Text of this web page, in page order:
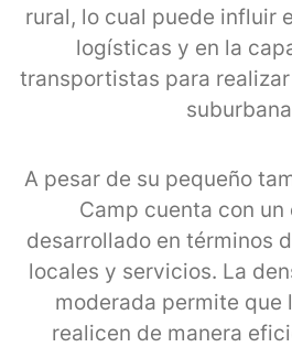
rural, lo cual puede influir
logísticas y en la
transportistas para
A pesar de su pequeño
Camp cuenta con un
desarrollado en términos
locales y servicios. La
moderada permite que
realicen de manera